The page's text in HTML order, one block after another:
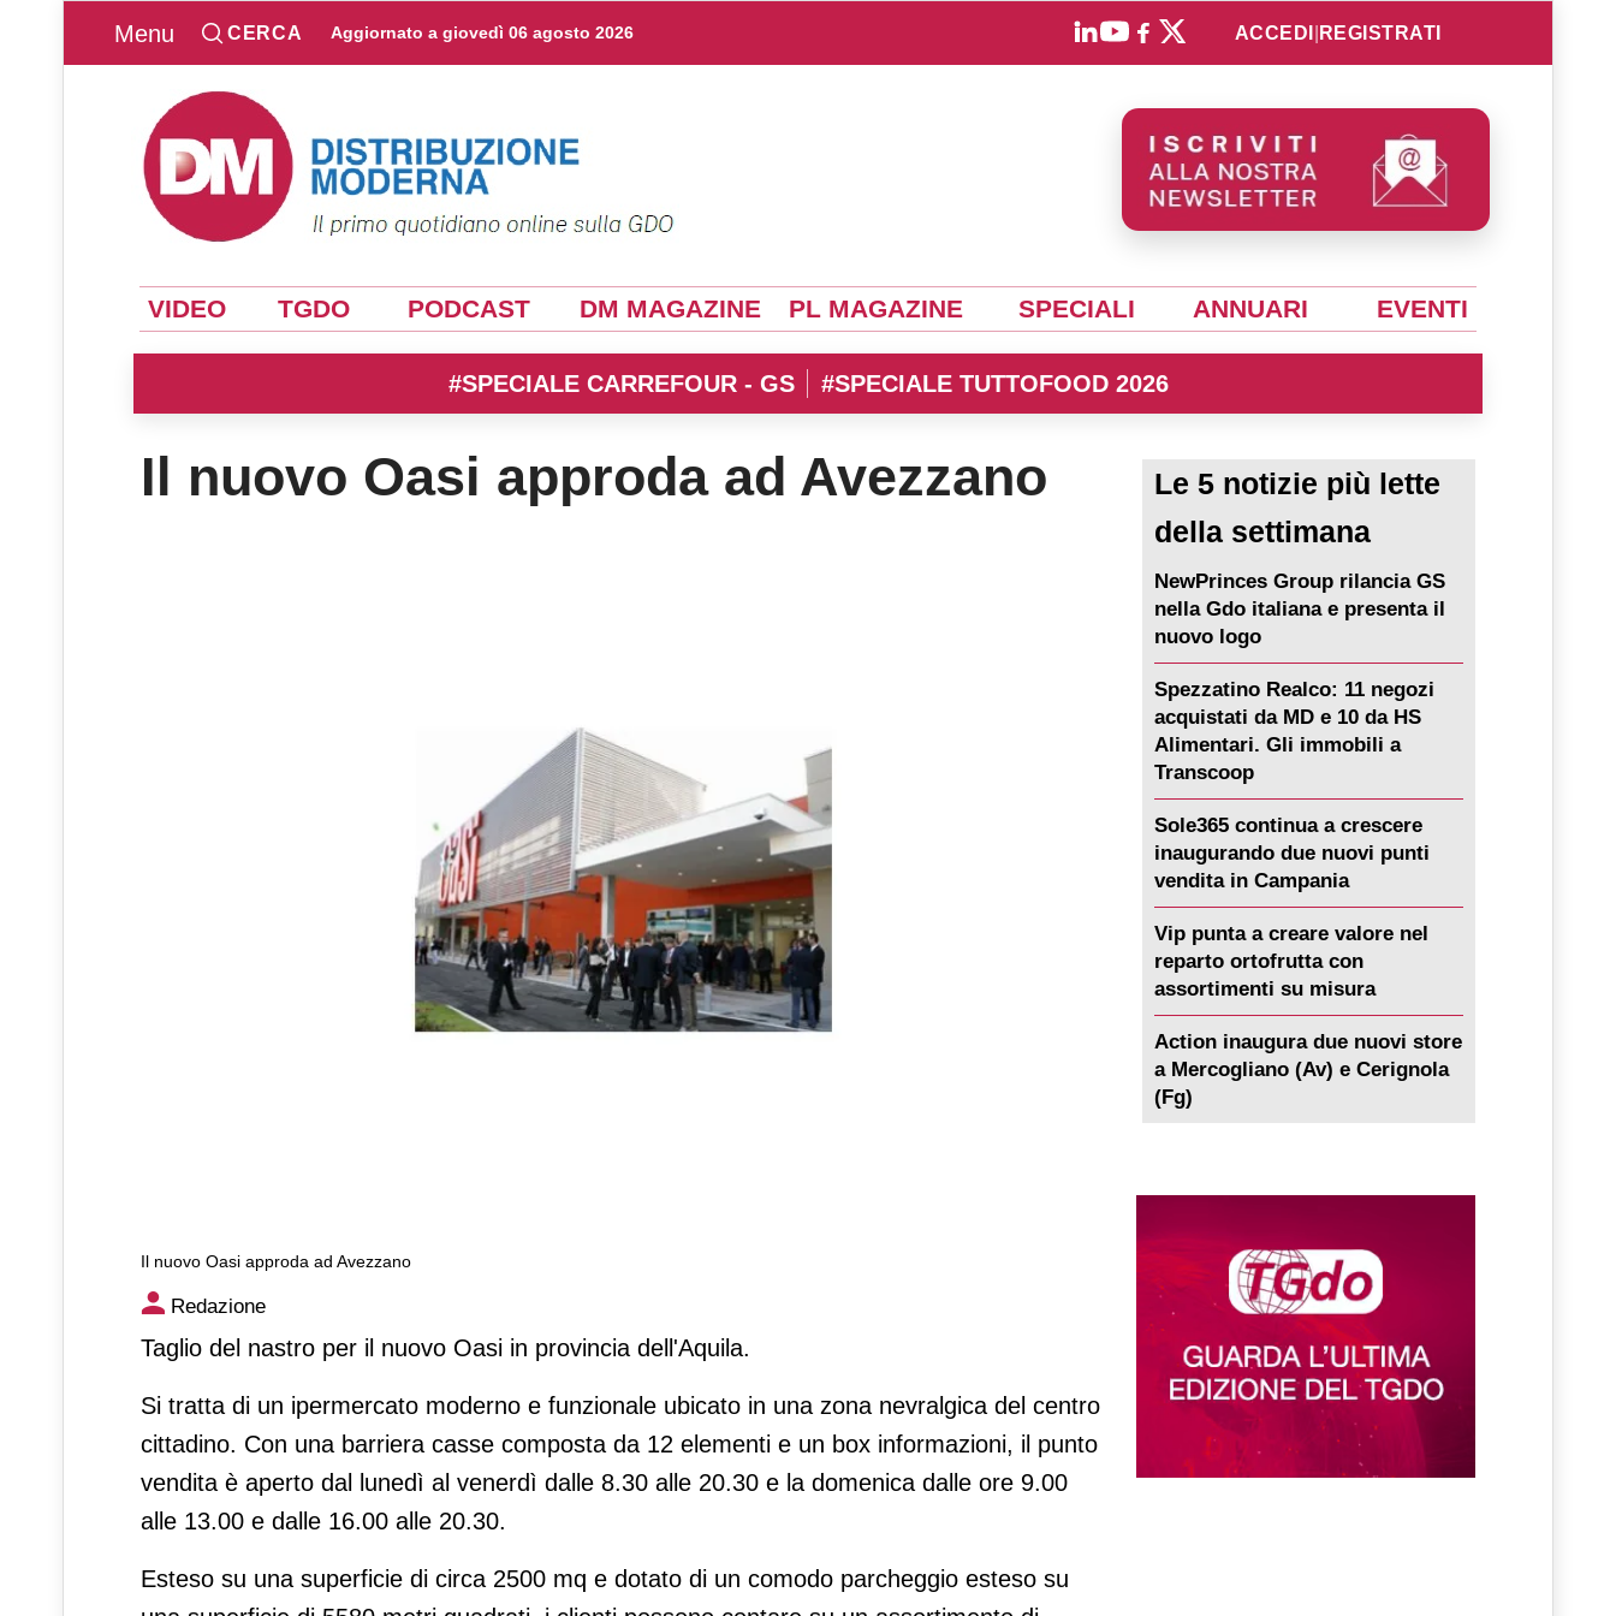
Menu CERCA Aggiornato a giovedì 06 agosto 2026 ACCEDI REGISTRATI
VIDEO TGDO PODCAST DM MAGAZINE PL MAGAZINE SPECIALI ANNUARI EVENTI
#SPECIALE CARREFOUR - GS #SPECIALE TUTTOFOOD 2026
Il nuovo Oasi approda ad Avezzano
Il nuovo Oasi approda ad Avezzano
Il nuovo Oasi approda ad Avezzano
Redazione
Taglio del nastro per il nuovo Oasi in provincia dell'Aquila.
Si tratta di un ipermercato moderno e funzionale ubicato in una zona nevralgica del centro
cittadino. Con una barriera casse composta da 12 elementi e un box informazioni, il punto
vendita è aperto dal lunedì al venerdì dalle 8.30 alle 20.30 e la domenica dalle ore 9.00
alle 13.00 e dalle 16.00 alle 20.30.
Esteso su una superficie di circa 2500 mq e dotato di un comodo parcheggio esteso su
Le 5 notizie più lette
della settimana
NewPrinces Group rilancia GS
nella Gdo italiana e presenta il
nuovo logo
Spezzatino Realco: 11 negozi
acquistati da MD e 10 da HS
Alimentari. Gli immobili a
Transcoop
Sole365 continua a crescere
inaugurando due nuovi punti
vendita in Campania
Vip punta a creare valore nel
reparto ortofrutta con
assortimenti su misura
Action inaugura due nuovi store
a Mercogliano (Av) e Cerignola
(Fg)